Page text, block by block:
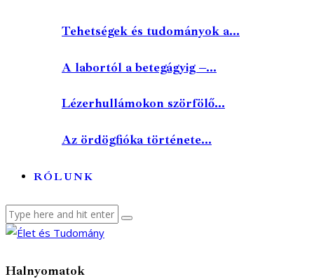
Tehetségek és tudományok a...
A labortól a betegágyig –...
Lézerhullámokon szörfölő...
Az ördögfióka története...
RÓLUNK
Halnyomatok